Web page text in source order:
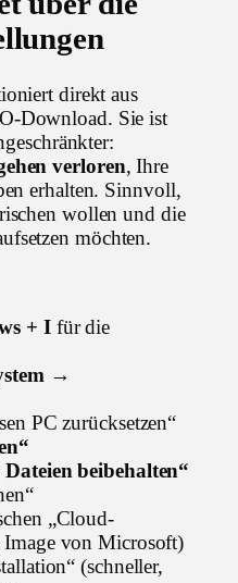
direkt aus
Download. Sie ist
verloren, Ihre
erhalten. Sinnvoll,
wollen und die
möchten.
+ Ifür die
→
PC zurücksetzen“
Dateien beibehalten“
„Cloud-
von Microsoft)
(schneller,